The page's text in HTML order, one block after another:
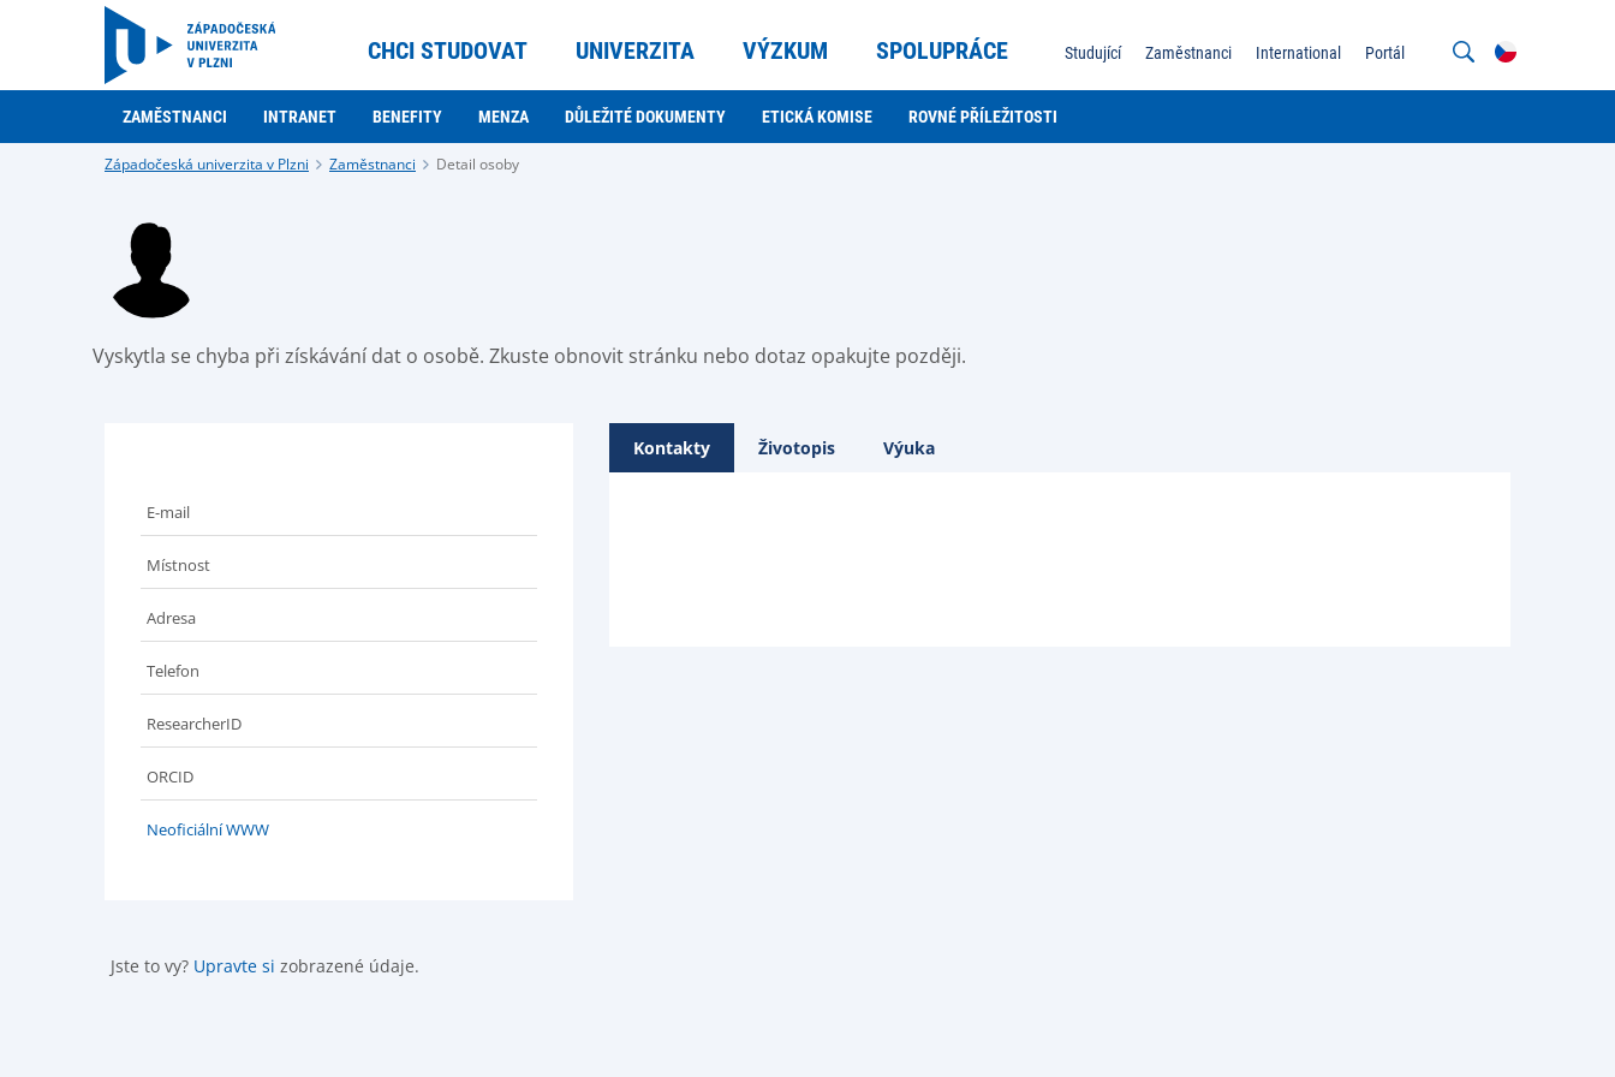
CHCI STUDOVAT UNIVERZITA VÝZKUM SPOLUPRÁCE Studující Zaměstnanci International Portál
ZAMĚSTNANCI INTRANET BENEFITY MENZA DŮLEŽITÉ DOKUMENTY ETICKÁ KOMISE ROVNÉ PŘÍLEŽITOSTI
Západočeská univerzita v Plzni Zaměstnanci Detail osoby
Vyskytla se chyba při získávání dat o osobě. Zkuste obnovit stránku nebo dotaz opakujte později.
E-mail
Místnost
Adresa
Telefon
ResearcherID
ORCID
Neoficiální WWW
Jste to vy? Upravte si zobrazené údaje.
Kontakty Životopis Výuka